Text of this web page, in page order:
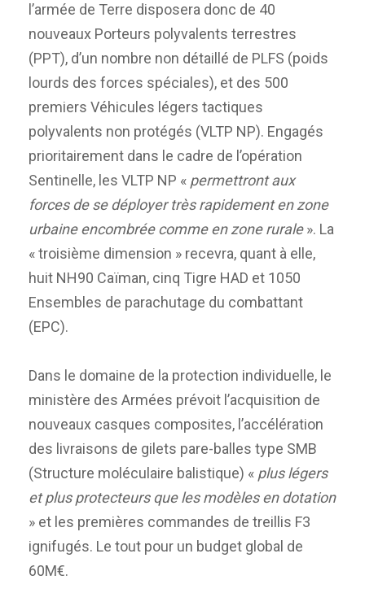
l’armée de Terre disposera donc de 40
nouveaux Porteurs polyvalents terrestres
(PPT), d’un nombre non détaillé de PLFS (poids
lourds des forces spéciales), et des 500
premiers Véhicules légers tactiques
polyvalents non protégés (VLTP NP). Engagés
prioritairement dans le cadre de l’opération
Sentinelle, les VLTP NP « permettront aux
forces de se déployer très rapidement en zone
urbaine encombrée comme en zone rurale». La
« troisième dimension » recevra, quant à elle,
huit NH90 Caïman, cinq Tigre HAD et 1050
Ensembles de parachutage du combattant
(EPC).
Dans le domaine de la protection individuelle, le
ministère des Armées prévoit l’acquisition de
nouveaux casques composites, l’accélération
des livraisons de gilets pare-balles type SMB
(Structure moléculaire balistique) « plus légers
et plus protecteurs que les modèles en dotation
» et les premières commandes de treillis F3
ignifugés. Le tout pour un budget global de
60M€.